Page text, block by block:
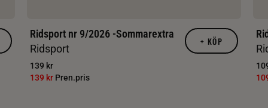
Ridsport nr 9/2026 -Sommarextra
Ridsport
139 kr
139 kr Pren.pris
+ KÖP